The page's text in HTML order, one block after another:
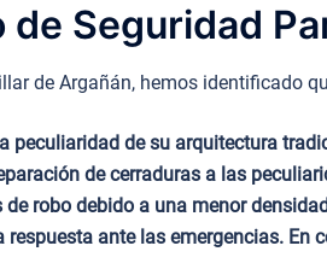
Seguridad
de Argañán, hemos identificado
peculiaridad de su arquitectura
de cerraduras a las
robo debido a una menor
ante las emergencias. En